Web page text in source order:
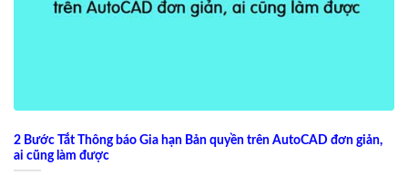
2 Bước Tắt Thông báo Gia hạn Bản quyền trên AutoCAD đơn giản,
ai cũng làm được